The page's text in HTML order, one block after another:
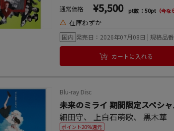
通常価格 ¥5,500 pt数 ：50pt （今
△ 在庫わずか
国内 発売日：2026年07月08日 | 規格品
カートに入れる
Blu-ray Disc
未来のミライ 期間限定スペシ
細田守、 上白石萌歌、 黒木華
ポイント20%還元